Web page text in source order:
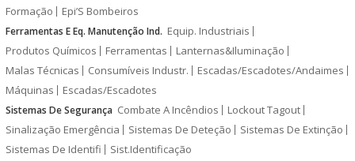
Formação
Epi’S Bombeiros
Ferramentas E Eq. Manutenção Ind. Equip. Industriais
Produtos Químicos
Ferramentas
Lanternas&Iluminação
Malas Técnicas
Consumíveis Industr.
Escadas/Escadotes/Andaimes
Máquinas
Escadas/Escadotes
Sistemas De Segurança Combate A Incêndios
Lockout Tagout
Sinalização Emergência
Sistemas De Deteção
Sistemas De Extinção
Sistemas De Identifi
Sist.Identificação